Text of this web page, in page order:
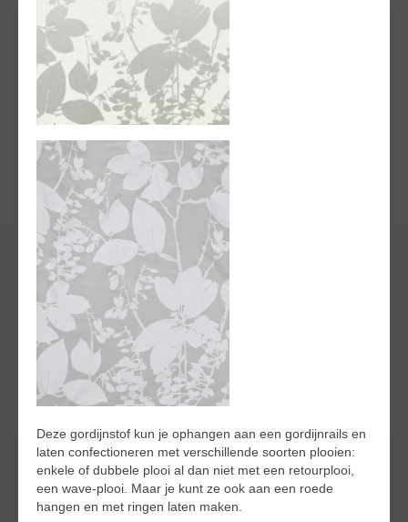
Deze gordijnstof kun je ophangen aan een gordijnrails en
laten confectioneren met verschillende soorten plooien:
enkele of dubbele plooi al dan niet met een retourplooi,
een wave-plooi. Maar je kunt ze ook aan een roede
hangen en met ringen laten maken.